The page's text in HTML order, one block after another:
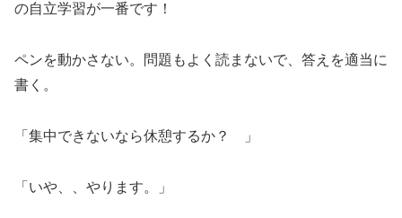
の自立学習が一番です！
ペンを動かさない。問題もよく読まないで、答えを適当に
書く。
「集中できないなら休憩するか？ 」
「いや、、やります。」